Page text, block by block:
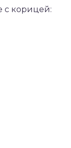
с корицей: